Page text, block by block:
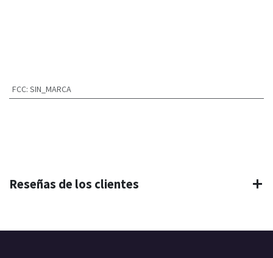
FCC: SIN_MARCA
Reseñas de los clientes